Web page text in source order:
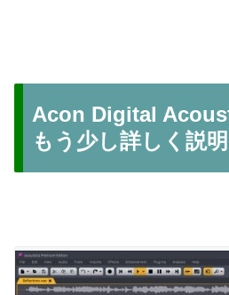
Acon Digital
もう少し詳しく説